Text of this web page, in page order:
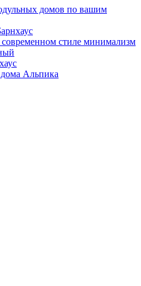
домов по вашим
стиле минимализм
Альпика